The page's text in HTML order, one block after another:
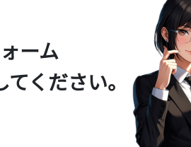
ーム
ください。